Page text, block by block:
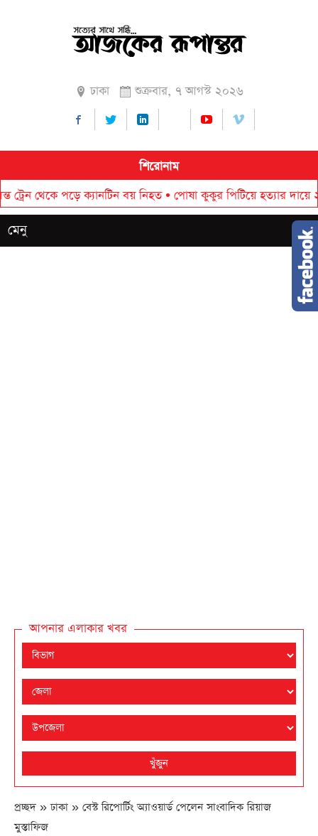
ঢাকা শুক্রবার, ৭ আগস্ট ২০২৬
শিরোনাম
পড়ে ক্যানটিন বয় নিহত•পোষা কুকুর পিটিয়ে হত্যার দায়ে ২০ হাজার
মেনু
আপনার এলাকার খবর
খুঁজুন
প্রচ্ছদ » ঢাকা » বেস্ট রিপোর্টিং অ্যাওয়ার্ড পেলেন সাংবাদিক রিয়াজ
মুস্তাফিজ